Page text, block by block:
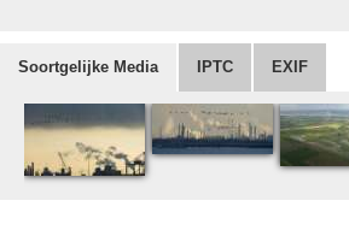
Soortgelijke Media IPTC EXIF